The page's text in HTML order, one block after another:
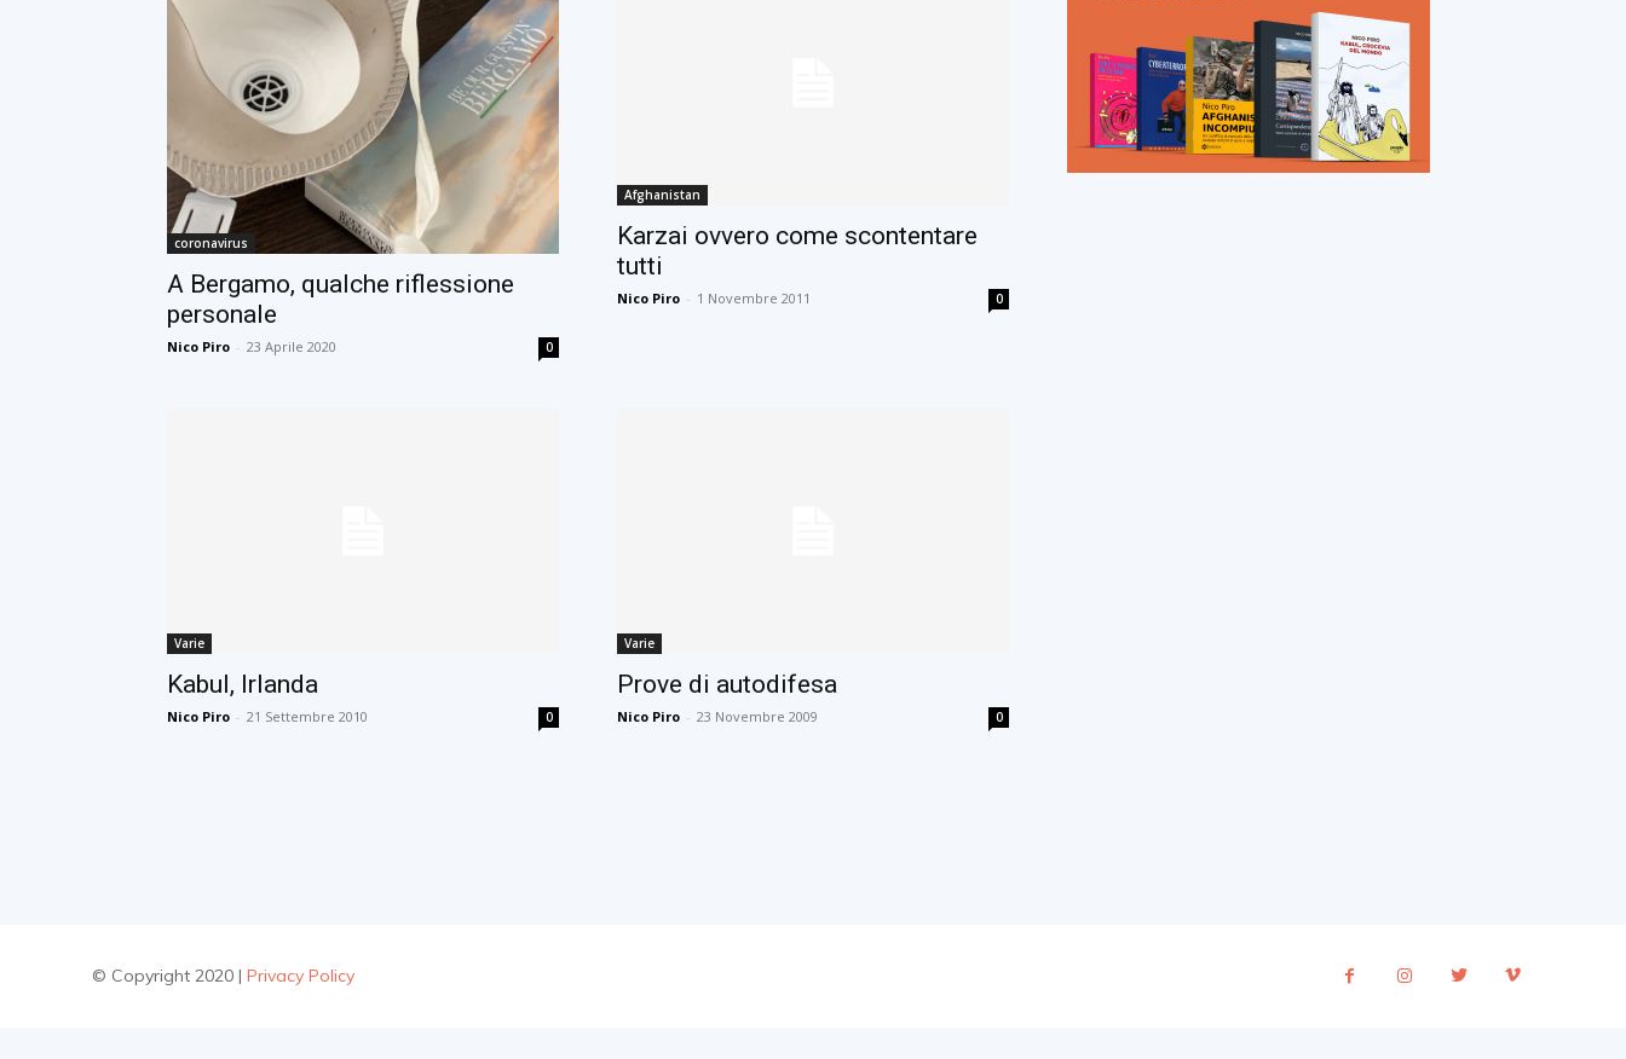
coronavirus
A Bergamo, qualche riflessione
personale
Nico Piro - 23 Aprile 2020 0
Afghanistan
Karzai ovvero come scontentare
tutti
Nico Piro - 1 Novembre 2011 0
Varie
Kabul, Irlanda
Nico Piro - 21 Settembre 2010 0
Varie
Prove di autodifesa
Nico Piro - 23 Novembre 2009 0
© Copyright 2020 | Privacy Policy